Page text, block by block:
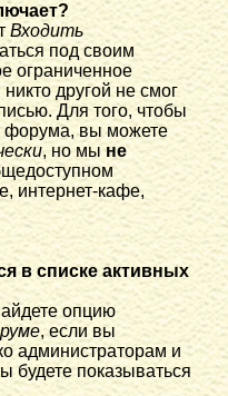
Входить
под своим
ограниченное
другой не смог
Для того, чтобы
форума, вы можете
, но мыне
интернет-кафе,
в списке активных
опцию
, если вы
администраторам и
будете показываться